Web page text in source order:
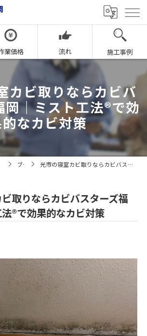
業価格 流れ 施工事例
カビ取りならカビバ
岡｜ミスト工法®で効
なカビ対策
ブログ 光市の寝室カビ取りならカビバスターズ福岡｜ミスト工法®で効果的なカビ対策
取りならカビバスターズ福
®で効果的なカビ対策